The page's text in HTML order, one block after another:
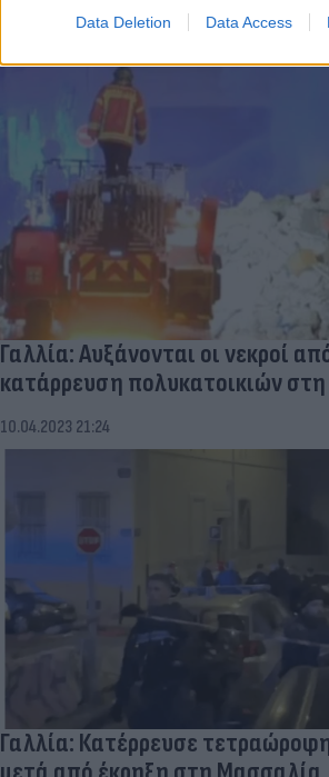
Data Deletion Data Access
Γαλλία: Αυξάνονται οι νεκροί
κατάρρευση πολυκατοικιών
10.04.2023 21:24
Γαλλία: Κατέρρευσε